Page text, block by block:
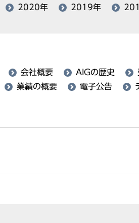
2020年 2019年
会社概要 AIGの歴史
業績の概要 電子公告